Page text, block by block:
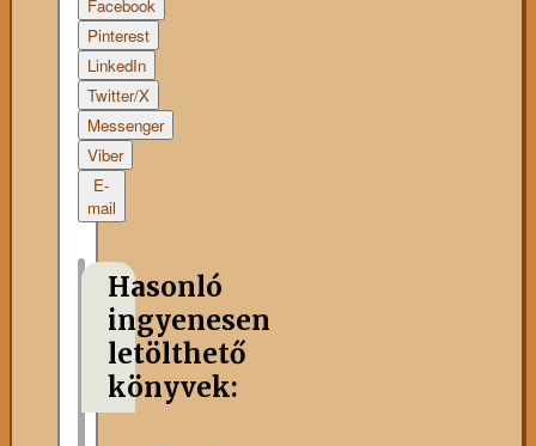
Facebook
Pinterest
LinkedIn
Twitter/X
Messenger
Viber
E-
mail
Hasonló
ingyenesen
letölthető
könyvek: